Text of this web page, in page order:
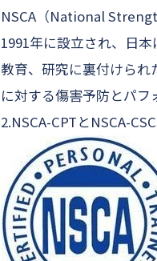
NSCA（National
1991年に設立され、日
教育、研究に裏付けられ
に対する傷害予防とパフ
2.NSCA-CPTとNSCA-